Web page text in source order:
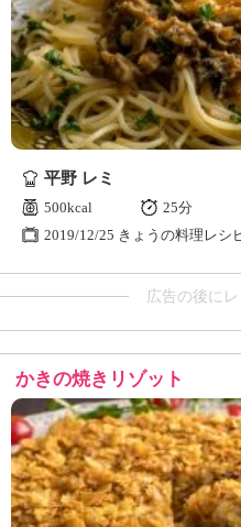
平野 レミ
500kcal
25分
2019/12/25 きょうの料理レシ
広告の後に
かきの焼きリゾット